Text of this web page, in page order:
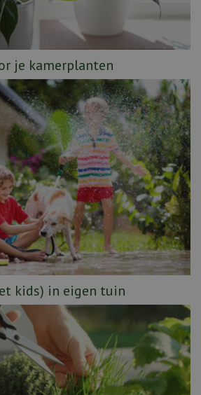
je kamerplanten
kids) in eigen tuin